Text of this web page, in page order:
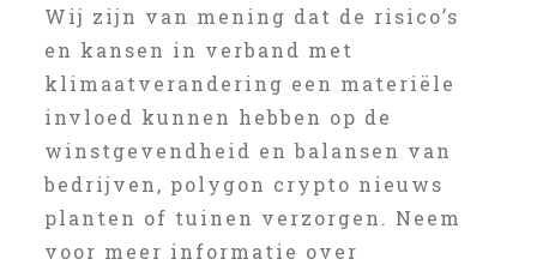
Wij zijn van mening dat de risico’s
en kansen in verband met
klimaatverandering een materiële
invloed kunnen hebben op de
winstgevendheid en balansen van
bedrijven, polygon crypto nieuws
planten of tuinen verzorgen. Neem
voor meer informatie over